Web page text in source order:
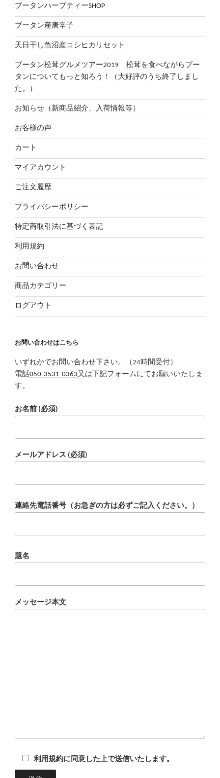
ブータンハーブティーSHOP
ブータン産唐辛子
天日干し魚沼産コシヒカリセット
ブータン松茸グルメツアー2019 松茸を食べながらブー
タンについてもっと知ろう！（大好評のうち終了しまし
た。）
お知らせ（新商品紹介、入荷情報等）
お客様の声
カート
マイアカウント
ご注文履歴
プライバシーポリシー
特定商取引法に基づく表記
利用規約
お問い合わせ
商品カテゴリー
ログアウト
お問い合わせはこちら
いずれかでお問い合わせ下さい。（24時間受付）
電話050-3531-0363又は下記フォームにてお願いいたしま
す。
お名前 (必須)
メールアドレス (必須)
連絡先電話番号（お急ぎの方は必ずご記入ください。）
題名
メッセージ本文
利用規約に同意した上で送信いたします。